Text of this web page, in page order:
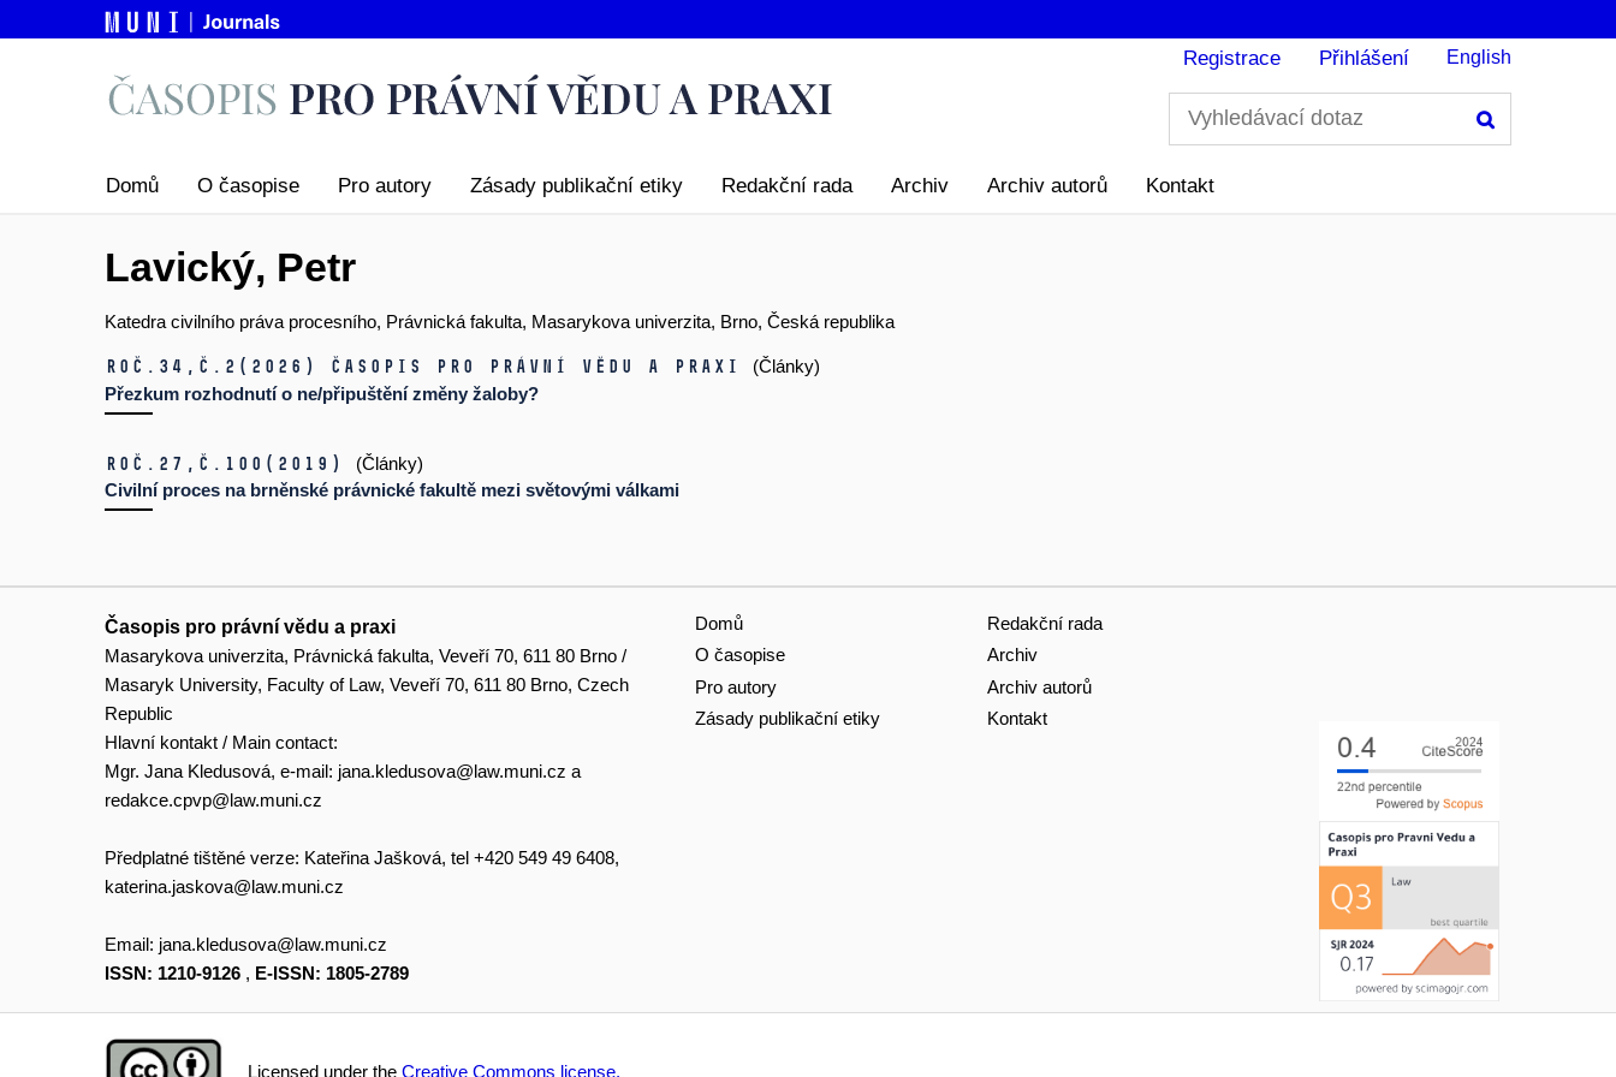
Registrace Přihlášení English
Domů O časopise Pro autory Zásady publikační etiky Redakční rada Archiv Archiv autorů Kontakt
Lavický, Petr
Katedra civilního práva procesního, Právnická fakulta, Masarykova univerzita, Brno, Česká republika
Roč.34, č.2 (2026) Časopis pro právní vědu a praxi
(Články)
Přezkum rozhodnutí o ne/připuštění změny žaloby?
Roč.27, č.100 (2019)
(Články)
Civilní proces na brněnské právnické fakultě mezi světovými válkami
Časopis pro právní vědu a praxi
Masarykova univerzita, Právnická fakulta, Veveří 70, 611 80 Brno /
Masaryk University, Faculty of Law, Veveří 70, 611 80 Brno, Czech
Republic
Hlavní kontakt / Main contact:
Mgr. Jana Kledusová, e-mail: jana.kledusova@law.muni.cz a
redakce.cpvp@law.muni.cz
Předplatné tištěné verze: Kateřina Jašková, tel +420 549 49 6408,
katerina.jaskova@law.muni.cz
Email: jana.kledusova@law.muni.cz
ISSN: 1210-9126 , E-ISSN: 1805-2789
Domů
O časopise
Pro autory
Zásady publikační etiky
Redakční rada
Archiv
Archiv autorů
Kontakt
Licensed under theCreative Commons license.